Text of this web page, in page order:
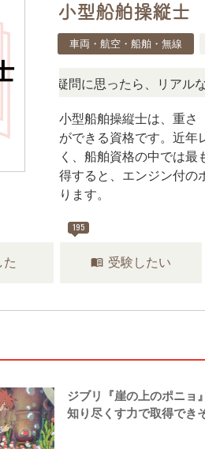
小型船舶操縦士
車両・航空・船舶・無線
疑問に思ったら、リアルな口コ
小型船舶操縦士は、重
ができる資格です。近年
く、船舶資格の中では最
得すると、エンジン付の
ります。
た
195
menu_book 受験したい
ジブリ『崖の上のポニョ
知り尽くす力で取得でき